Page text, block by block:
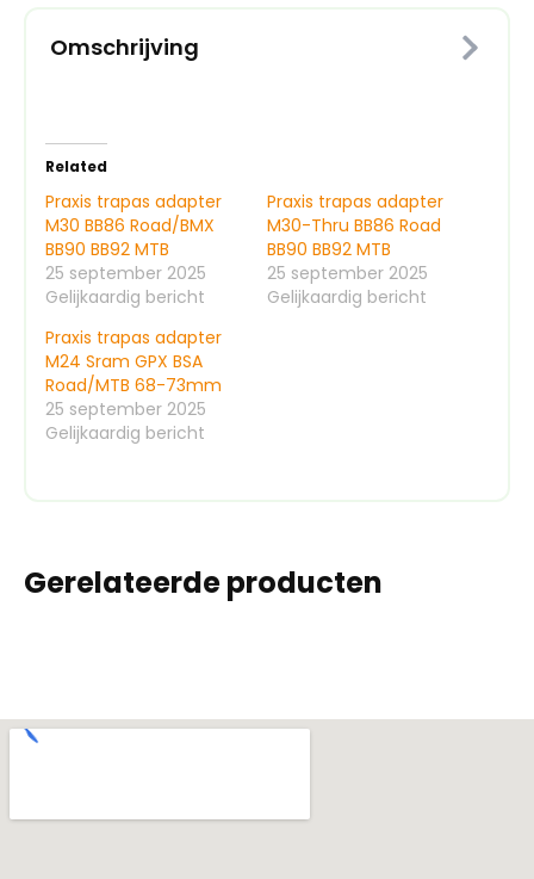
Omschrijving
Related
Praxis trapas adapter
M30 BB86 Road/BMX
BB90 BB92 MTB
25 september 2025
Gelijkaardig bericht
Praxis trapas adapter
M30-Thru BB86 Road
BB90 BB92 MTB
25 september 2025
Gelijkaardig bericht
Praxis trapas adapter
M24 Sram GPX BSA
Road/MTB 68-73mm
25 september 2025
Gelijkaardig bericht
Gerelateerde producten